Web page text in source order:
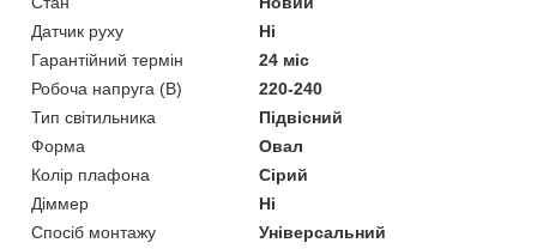
Датчик руху
Ні
Гарантійний термін
24 міс
Робоча напруга (В)
220-240
Тип світильника
Підвісний
Форма
Овал
Колір плафона
Сірий
Діммер
Ні
Спосіб монтажу
Універсальний